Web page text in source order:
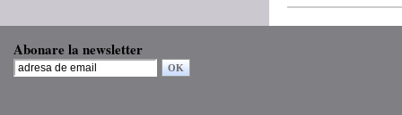
Abonare la newsletter